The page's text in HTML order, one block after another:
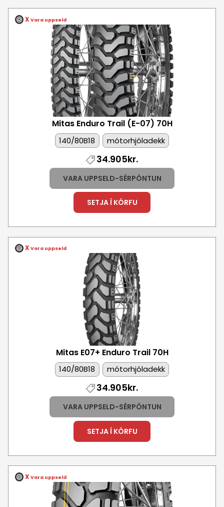
X Vara uppseld
Mitas Enduro Trail (E-07) 70H
140/80B18 mótorhjóladekk
34.905kr.
VARA UPPSELD-SÉRPÖNTUN
SETJA Í KÖRFU
X Vara uppseld
Mitas E07+ Enduro Trail70H
140/80B18 mótorhjóladekk
34.905kr.
VARA UPPSELD-SÉRPÖNTUN
SETJA Í KÖRFU
X Vara uppseld